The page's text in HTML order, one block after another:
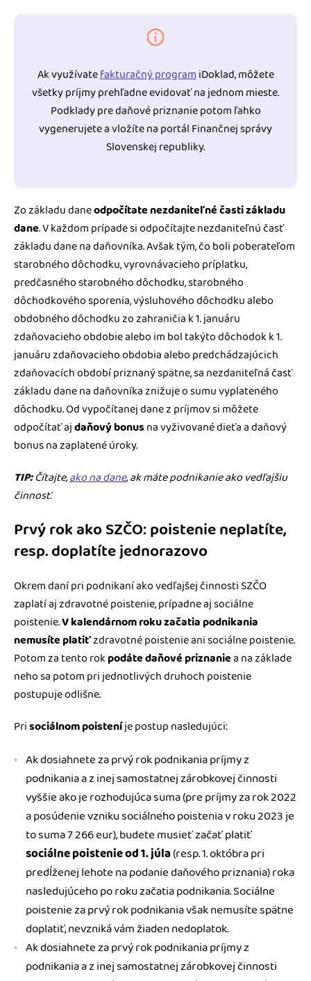
Ak využívatefakturačný programiDoklad, môžete
všetky príjmy prehľadne evidovať na jednom mieste.
Podklady pre daňové priznanie potom ľahko
vygenerujete a vložíte na portál Finančnej správy
Slovenskej republiky.
Zo základu daneodpočítate nezdaniteľné časti základu
dane. V každom prípade si odpočítajte nezdaniteľnú časť
základu dane na daňovníka. Avšak tým, čo boli poberateľom
starobného dôchodku, vyrovnávacieho príplatku,
predčasného starobného dôchodku, starobného
dôchodkového sporenia, výsluhového dôchodku alebo
obdobného dôchodku zo zahraničia k 1. januáru
zdaňovacieho obdobie alebo im bol takýto dôchodok k 1.
januáru zdaňovacieho obdobia alebo predchádzajúcich
zdaňovacích období priznaný spätne, sa nezdaniteľná časť
základu dane na daňovníka znižuje o sumu vyplateného
dôchodku. Od vypočítanej dane z príjmov si môžete
odpočítať ajdaňový bonusna vyživované dieťa a daňový
bonus na zaplatené úroky.
TIP:Čítajte,ako na dane, ak máte podnikanie ako vedľajšiu
činnosť.
Prvý rok ako SZČO: poistenie neplatíte,
resp. doplatíte jednorazovo
Okrem daní pri podnikaní ako vedľajšej činnosti SZČO
zaplatí aj zdravotné poistenie, prípadne aj sociálne
poistenie.V kalendárnom roku začatia podnikania
nemusíte platiťzdravotné poistenie ani sociálne poistenie.
Potom za tento rokpodáte daňové priznaniea na základe
neho sa potom pri jednotlivých druhoch poistenie
postupuje odlišne.
Prisociálnom poisteníje postup nasledujúci:
Ak dosiahnete za prvý rok podnikania príjmy z
podnikania a z inej samostatnej zárobkovej činnosti
vyššie ako je rozhodujúca suma (pre príjmy za rok 2022
a posúdenie vzniku sociálneho poistenia v roku 2023 je
to suma 7 266 eur), budete musieť začať platiť
sociálne poistenie od 1. júla(resp. 1. októbra pri
predĺženej lehote na podanie daňového priznania) roka
nasledujúceho po roku začatia podnikania. Sociálne
poistenie za prvý rok podnikania však nemusíte spätne
doplatiť, nevzniká vám žiaden nedoplatok.
Ak dosiahnete za prvý rok podnikania príjmy z
podnikania a z inej samostatnej zárobkovej činnosti